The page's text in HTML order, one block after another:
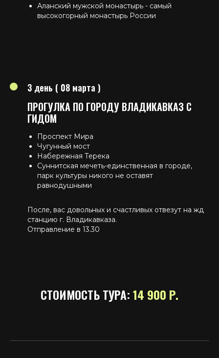
Аланский мужской монастырь - самый
высокогорный монастырь России
3 день ( 08 марта )
ПРОГУЛКА ПО ГОРОДУ ВЛАДИКАВКАЗ С
ГИДОМ
Проспект Мира
Чугунный мост
Набережная Терека
Суннитская мечеть-единственная в городе,
парк культуры никого не оставят
равнодушными
После, вас довольных и счастливых отвезут на жд
станцию г. Владикавказа.
Отправление в 13.30
СТОИМОСТЬ ТУРА:14 900 Р.